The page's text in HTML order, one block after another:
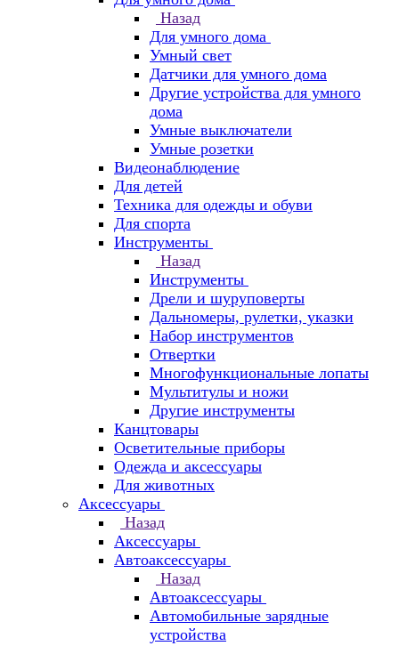
Назад
Для умного дома
Умный свет
Датчики для умного дома
Другие устройства для умного
дома
Умные выключатели
Умные розетки
Видеонаблюдение
Для детей
Техника для одежды и обуви
Для спорта
Инструменты
Назад
Инструменты
Дрели и шуруповерты
Дальномеры, рулетки, указки
Набор инструментов
Отвертки
Многофункциональные лопаты
Мультитулы и ножи
Другие инструменты
Канцтовары
Осветительные приборы
Одежда и аксессуары
Для животных
Аксессуары
Назад
Аксессуары
Автоаксессуары
Назад
Автоаксессуары
Автомобильные зарядные
устройства